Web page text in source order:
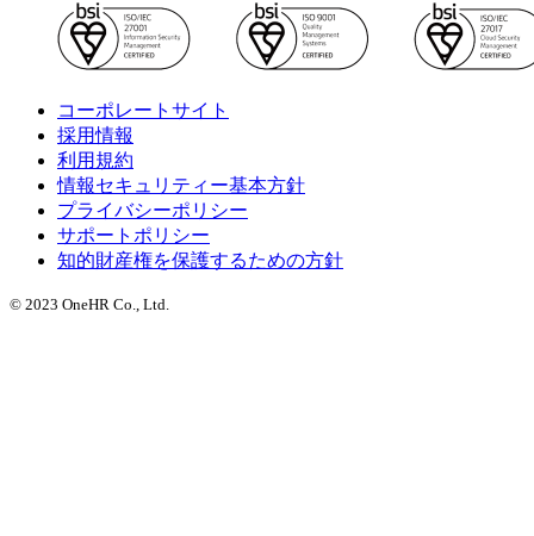
コーポレートサイト
採用情報
利用規約
情報セキュリティー基本方針
プライバシーポリシー
サポートポリシー
知的財産権を保護するための方針
© 2023 OneHR Co., Ltd.